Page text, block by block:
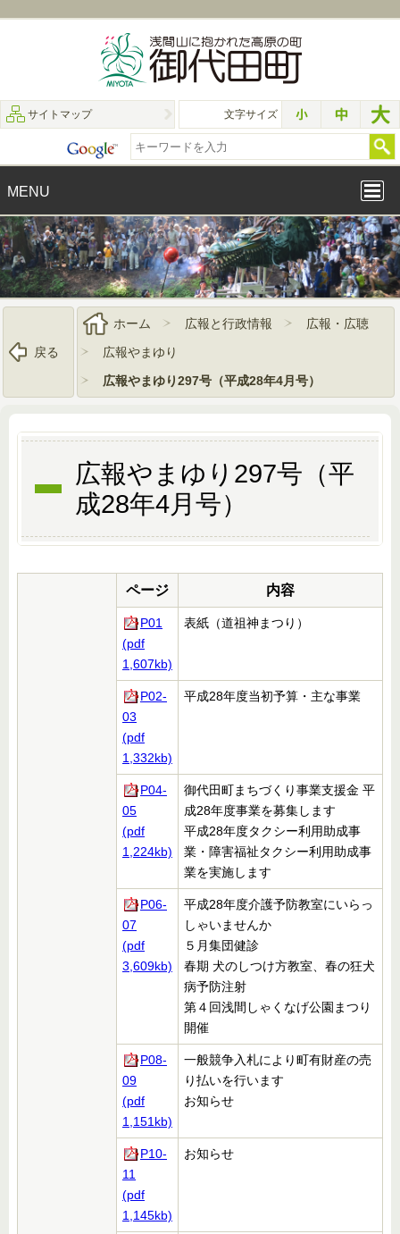
サイトマップ 文字サイズ
MENU
戻る
ホーム 広報と行政情報
広報・広聴
広報やまゆり
広報やまゆり297号（平成28年4月号）
広報やまゆり297号（平
成28年4月号）
ページ 内容
P01
(pdf
1,607kb)
表紙（道祖神まつり）
P02-
03
(pdf
1,332kb)
平成28年度当初予算・主な事業
P04-
05
(pdf
1,224kb)
御代田町まちづくり事業支援金 平
成28年度事業を募集します
平成28年度タクシー利用助成事
業・障害福祉タクシー利用助成事
業を実施します
P06-
07
(pdf
3,609kb)
平成28年度介護予防教室にいらっ
しゃいませんか
５月集団健診
春期 犬のしつけ方教室、春の狂犬
病予防注射
第４回浅間しゃくなげ公園まつり
開催
P08-
09
(pdf
1,151kb)
一般競争入札により町有財産の売
り払いを行います
お知らせ
P10-
11
(pdf
1,145kb)
お知らせ